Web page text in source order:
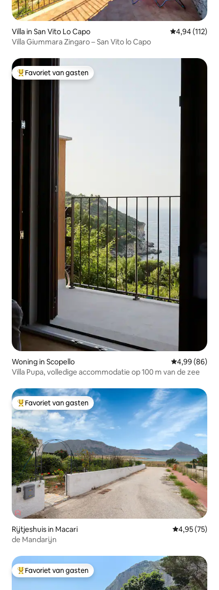
Villa in San Vito Lo Capo Gemiddelde
4,94 (112)
Villa Giummara Zingaro – San Vito lo Capo
Topfavoriet van gasten
Favoriet van gasten
Woning in Scopello Gemiddelde
4,99 (86)
Villa Pupa, volledige accommodatie op 100 m van de zee
Topfavoriet van gasten
Favoriet van gasten
Rijtjeshuis in Macari Gemiddelde
4,95 (75)
de Mandarijn
Topfavoriet van gasten
Favoriet van gasten